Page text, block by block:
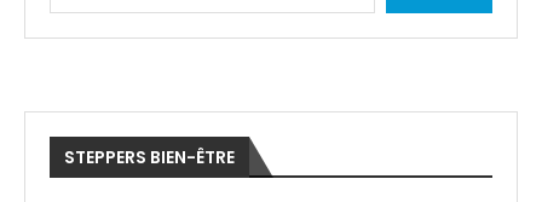
STEPPERS BIEN-ÊTRE